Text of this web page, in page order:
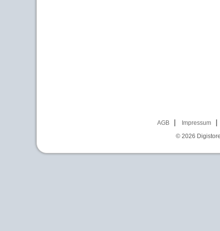
AGB
Impressum
© 2026